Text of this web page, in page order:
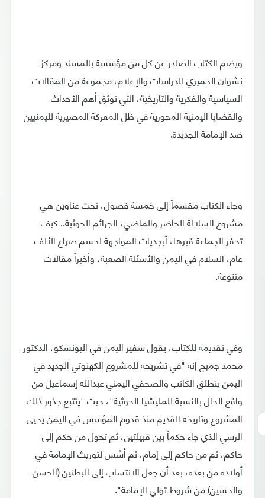
ويضم الكتاب الصادر عن كل من مؤسسة بالمسند ومركز
نشوان الحميري للدراسات والإعلام، مجموعة من المقالات
السياسية والفكرية والتاريخية، التي توثق أهم الأحداث
والقضايا اليمنية المحورية في ظل المعركة المصيرية لليمنيين
ضد الإمامة الجديدة.
وجاء الكتاب مقسماً إلى خمسة فصول، تحت عناوين هي
مشروع السلالة الحاضر والماضي، الجرائم الحوثية.. كيف
تحفر الجماعة قبرها، أبجديات المواجهة لحسم صراع الألف
عام، السلام في اليمن والأسئلة الصعبة، وأخيراً مقالات
متنوعة.
وفي تقديمه للكتاب، يقول سفير اليمن في اليونسكو، الدكتور
محمد جميح إنه "في تشريحه للمشروع الكهنوتي الجديد في
اليمن ينطلق الكاتب والصحفي ‏اليمني عبدالله إسماعيل من
واقع الحال بالنسبة للمليشيا الحوثية"، حيث "يتتبع ‏جذور ذلك
المشروع وتاريخه القديم منذ قدوم المؤسس في اليمن يحيى
الرسي ‏الذي جاء حكماً بين قبيلتين، ثم تحول من حكم إلى
حاكم، ثم من حاكم إلى ‏إمام، ثم أسَّس لتوريث الإمامة في
أولاده من بعده، بعد أن جعل الانتساب إلى ‏البطنين (الحسن
والحسين) من شروط تولي الإمامة".